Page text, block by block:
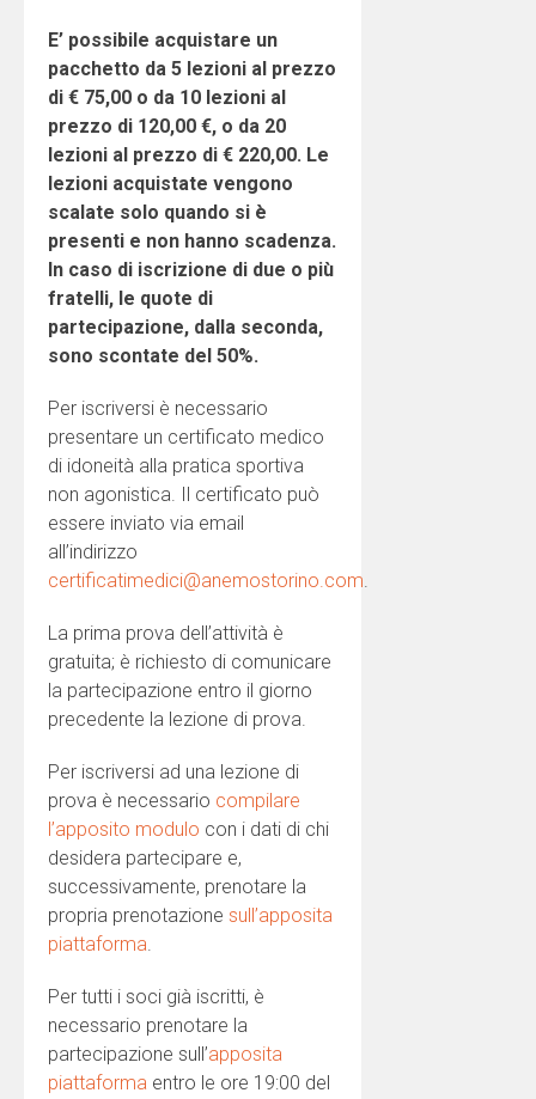
E’ possibile acquistare un
pacchetto da 5 lezioni al prezzo
di € 75,00 o da 10 lezioni al
prezzo di 120,00 €, o da 20
lezioni al prezzo di € 220,00. Le
lezioni acquistate vengono
scalate solo quando si è
presenti e non hanno scadenza.
In caso di iscrizione di due o più
fratelli, le quote di
partecipazione, dalla seconda,
sono scontate del 50%.
Per iscriversi è necessario
presentare un certificato medico
di idoneità alla pratica sportiva
non agonistica. Il certificato può
essere inviato via email
all’indirizzo
certificatimedici@anemostorino.com.
La prima prova dell’attività è
gratuita; è richiesto di comunicare
la partecipazione entro il giorno
precedente la lezione di prova.
Per iscriversi ad una lezione di
prova è necessario compilare
l’apposito modulo con i dati di chi
desidera partecipare e,
successivamente, prenotare la
propria prenotazione sull’apposita
piattaforma.
Per tutti i soci già iscritti, è
necessario prenotare la
partecipazione sull’apposita
piattaforma entro le ore 19:00 del